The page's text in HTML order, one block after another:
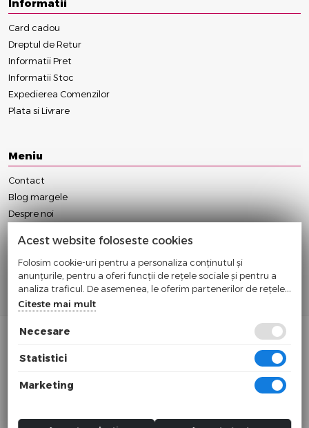
Informatii
Card cadou
Dreptul de Retur
Informatii Pret
Informatii Stoc
Expedierea Comenzilor
Plata si Livrare
Meniu
Contact
Blog margele
Despre noi
Conditii Contractuale
Politica Cookie
Politica Confidentialitate
Termeni si Conditii
Cif: RO32831539 Nr. Reg.: J12/605/2014
limita stocului disponibil.
Acest website foloseste cookies
Folosim cookie-uri pentru a personaliza conținutul și
anunțurile, pentru a oferi funcții de rețele sociale și pentru a
analiza traficul. De asemenea, le oferim partenerilor de rețele
sociale, de publicitate și de analize informații cu privire la
modul în care folosiți site-ul nostru. Aceștia le pot combina cu
alte informații oferite de dvs. sau culese în urma folosirii
Citeste mai mult
Necesare
Statistici
Marketing